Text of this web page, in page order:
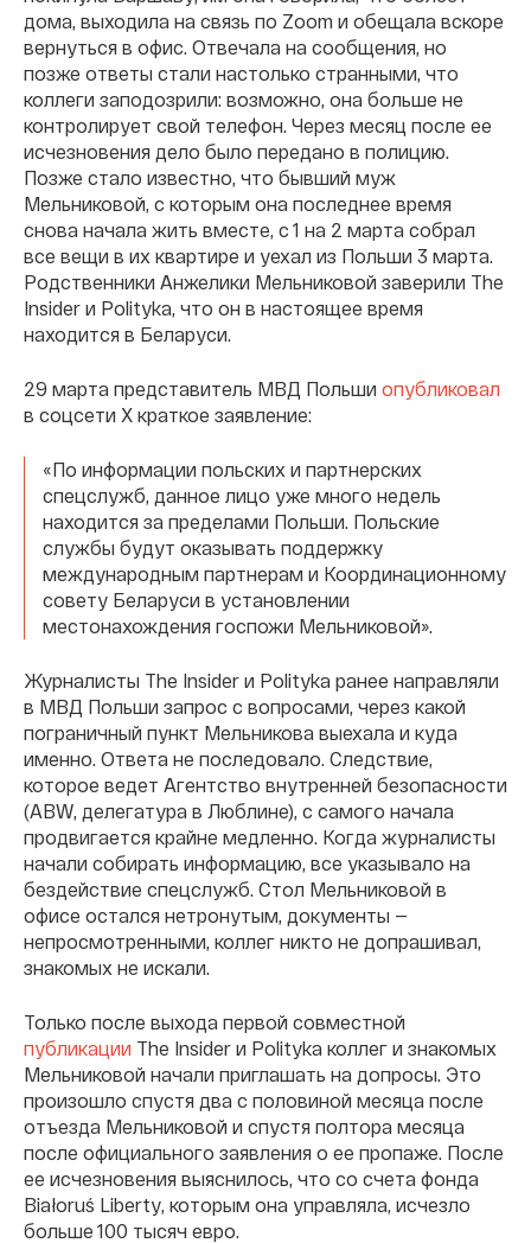
дома, выходила на связь по Zoom и обещала вскоре
вернуться в офис. Отвечала на сообщения, но
позже ответы стали настолько странными, что
коллеги заподозрили: возможно, она больше не
контролирует свой телефон. Через месяц после ее
исчезновения дело было передано в полицию.
Позже стало известно, что бывший муж
Мельниковой, с которым она последнее время
снова начала жить вместе, с 1 на 2 марта собрал
все вещи в их квартире и уехал из Польши 3 марта.
Родственники Анжелики Мельниковой заверили The
Insider и Polityka, что он в настоящее время
находится в Беларуси.
29 марта представитель МВД Польши опубликовал
в соцсети X краткое заявление:
«По информации польских и партнерских
спецслужб, данное лицо уже много недель
находится за пределами Польши. Польские
службы будут оказывать поддержку
международным партнерам и Координационному
совету Беларуси в установлении
местонахождения госпожи Мельниковой».
Журналисты The Insider и Polityka ранее направляли
в МВД Польши запрос с вопросами, через какой
пограничный пункт Мельникова выехала и куда
именно. Ответа не последовало. Следствие,
которое ведет Агентство внутренней безопасности
(ABW, делегатура в Люблине), с самого начала
продвигается крайне медленно. Когда журналисты
начали собирать информацию, все указывало на
бездействие спецслужб. Стол Мельниковой в
офисе остался нетронутым, документы —
непросмотренными, коллег никто не допрашивал,
знакомых не искали.
Только после выхода первой совместной
публикации The Insider и Polityka коллег и знакомых
Мельниковой начали приглашать на допросы. Это
произошло спустя два с половиной месяца после
отъезда Мельниковой и спустя полтора месяца
после официального заявления о ее пропаже. После
ее исчезновения выяснилось, что со счета фонда
Białoruś Liberty, которым она управляла, исчезло
больше 100 тысяч евро.